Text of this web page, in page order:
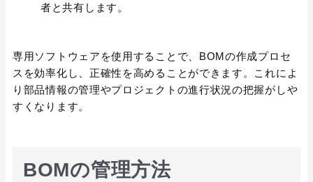
者と共有します。
専用ソフトウェアを使用することで、BOMの作成プロセ
スを効率化し、正確性を高めることができます。これによ
り部品情報の管理やプロジェクトの進行状況の把握がしや
すくなります。
BOMの管理方法